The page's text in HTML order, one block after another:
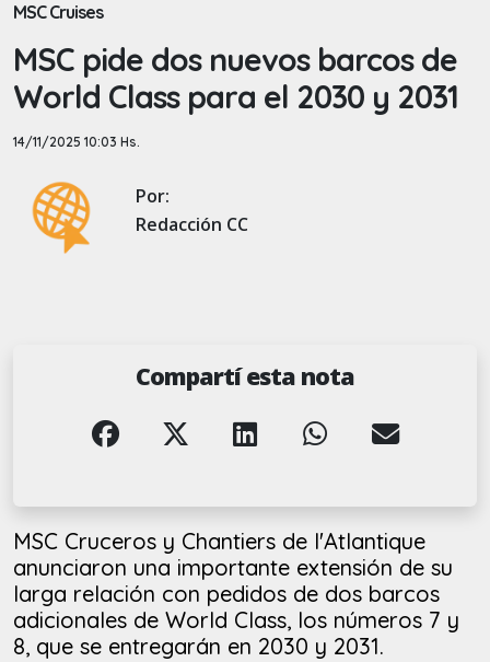
MSC Cruises
MSC pide dos nuevos barcos de
World Class para el 2030 y 2031
14/11/2025 10:03 Hs.
Por:
Redacción CC
Compartí esta nota
MSC Cruceros y Chantiers de l'Atlantique
anunciaron una importante extensión de su
larga relación con pedidos de dos barcos
adicionales de World Class, los números 7 y
8, que se entregarán en 2030 y 2031.